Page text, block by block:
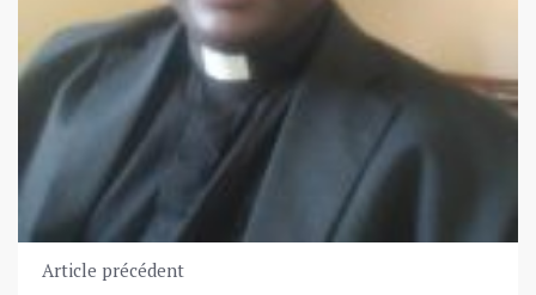
Article précédent